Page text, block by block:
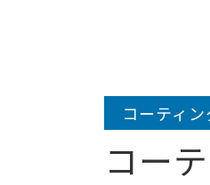
コーティン
コー